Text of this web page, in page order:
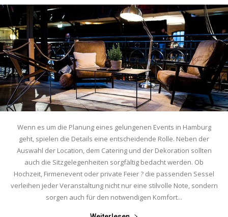
Wenn es um die Planung eines gelungenen Events in Hamburg
geht, spielen die Details eine entscheidende Rolle. Neben der
Auswahl der Location, dem Catering und der Dekoration sollten
auch die Sitzgelegenheiten sorgfältig bedacht werden. Ob
Hochzeit, Firmenevent oder private Feier ? die passenden Sessel
verleihen jeder Veranstaltung nicht nur eine stilvolle Note, sondern
sorgen auch für den notwendigen Komfort...